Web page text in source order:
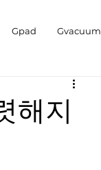
Gpad Gvacuum
해지